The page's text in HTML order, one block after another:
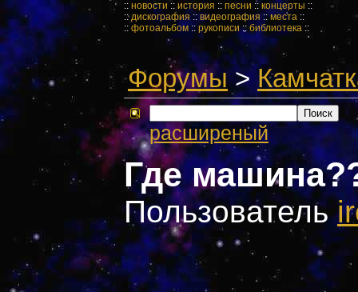
:: новости :: история :: песни :: концерты ::
::дискография :: видеография ::места ::
:: фотоальбом::рукописи::библиотека ::
Форумы>
расширеный
Где
Пользователь